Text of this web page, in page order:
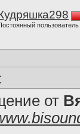
пользователь
от